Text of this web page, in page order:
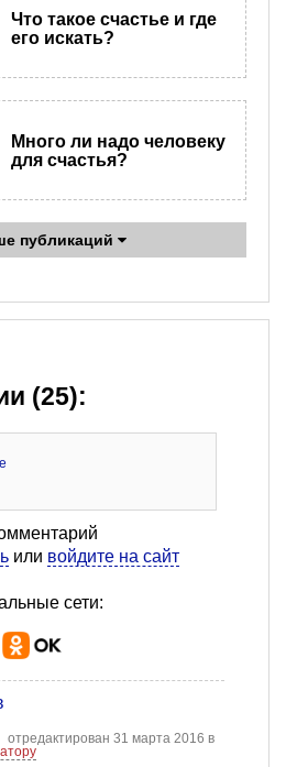
Что такое счастье и где
его искать?
Много ли надо человеку
для счастья?
публикаций
(25):
или войдите на сайт
сети:
отредактирован 31 марта 2016 в